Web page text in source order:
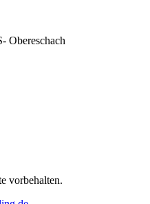
Obereschach
vorbehalten.